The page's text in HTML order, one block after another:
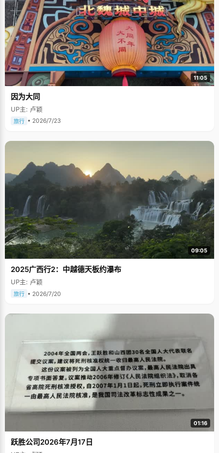
11:05
因为大同
UP主: 卢颖
旅行 • 2026/7/23
09:05
2025广西行2：中越德天板约瀑布
UP主: 卢颖
旅行 • 2026/7/20
01:16
跃胜公司2026年7月17日